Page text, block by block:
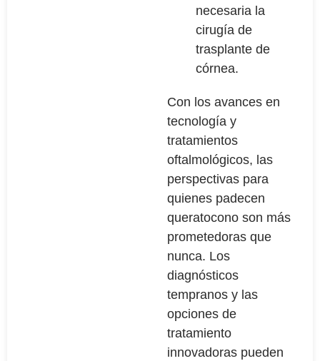
necesaria la
cirugía de
trasplante de
córnea.
Con los avances en
tecnología y
tratamientos
oftalmológicos, las
perspectivas para
quienes padecen
queratocono son más
prometedoras que
nunca. Los
diagnósticos
tempranos y las
opciones de
tratamiento
innovadoras pueden